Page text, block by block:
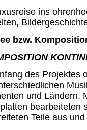
ins
bzw.
des Projektes
und Ländern.
bearbeiteten
Teile aus